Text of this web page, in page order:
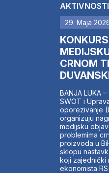
AKTIVNOSTI
29. Maja
CRNOM
BANJA LUKA
SWOT i
oporezivanje
organizuju
medijsku
problemima
proizvoda u
sklopu
koji zajednički
ekonomista